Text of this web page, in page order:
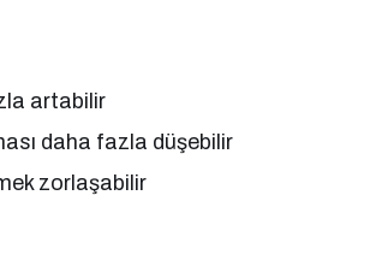
artabilir
daha fazla düşebilir
zorlaşabilir